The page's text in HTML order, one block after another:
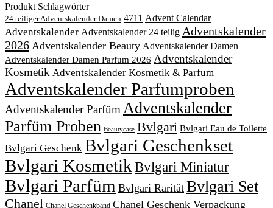
Produkt Schlagwörter
24 teiliger Adventskalender Damen 4711 Advent Calendar
Adventskalender Adventskalender 24 teilig Adventskalender
2026 Adventskalender Beauty Adventskalender Damen
Adventskalender Damen Parfum 2026 Adventskalender
Kosmetik Adventskalender Kosmetik & Parfum
Adventskalender Parfumproben
Adventskalender Parfüm Adventskalender
Parfüm Proben Beautycase Bvlgari Bvlgari Eau de Toilette
Bvlgari Geschenk Bvlgari Geschenkset
Bvlgari KosmetikBvlgari Miniatur
Bvlgari Parfüm Bvlgari Rarität Bvlgari Set
Chanel Chanel Geschenkband Chanel Geschenk Verpackung